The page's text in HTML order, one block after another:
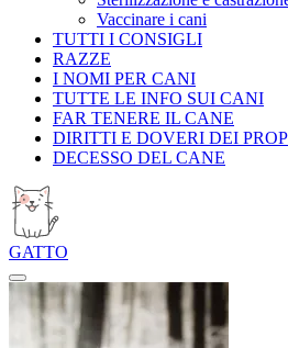
Vaccinare i cani
TUTTI I CONSIGLI
RAZZE
I NOMI PER CANI
TUTTE LE INFO SUI CANI
FAR TENERE IL CANE
DIRITTI E DOVERI DEI
DECESSO DEL CANE
GATTO